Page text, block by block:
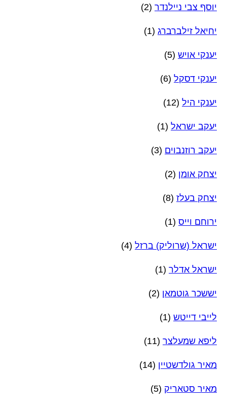
יוסף צבי ניילנדר (2)
יחיאל זילברברג (1)
יענקי אויש (5)
יענקי דסקל (6)
יענקי היל (12)
יעקב ישראל (1)
יעקב רוזנבוים (3)
יצחק אומן (2)
יצחק בעלז (8)
ירוחם וייס (1)
ישראל (שרוליק) ברזל (4)
ישראל אדלר (1)
יששכר גוטמאן (2)
לייבי דייטש (1)
ליפא שמעלצר (11)
מאיר גולדשטיין (14)
מאיר סטאריק (5)